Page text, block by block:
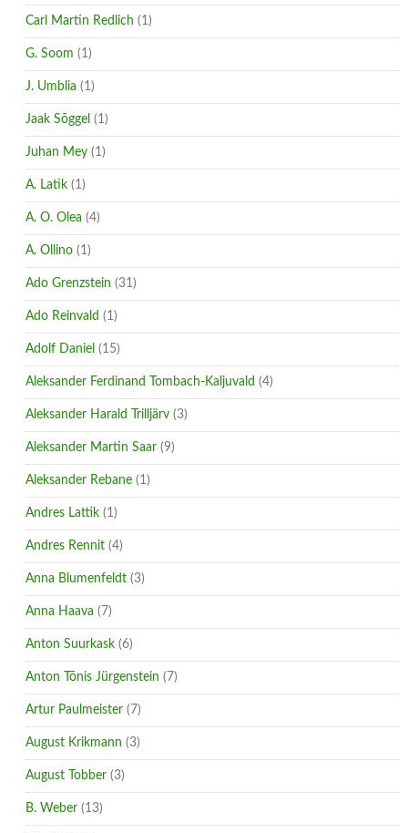
Carl Martin Redlich (1)
G. Soom (1)
J. Umblia (1)
Jaak Sõggel (1)
Juhan Mey (1)
A. Latik (1)
A. O. Olea (4)
A. Ollino (1)
Ado Grenzstein (31)
Ado Reinvald (1)
Adolf Daniel (15)
Aleksander Ferdinand Tombach-Kaljuvald (4)
Aleksander Harald Trilljärv (3)
Aleksander Martin Saar (9)
Aleksander Rebane (1)
Andres Lattik (1)
Andres Rennit (4)
Anna Blumenfeldt (3)
Anna Haava (7)
Anton Suurkask (6)
Anton Tõnis Jürgenstein (7)
Artur Paulmeister (7)
August Krikmann (3)
August Tobber (3)
B. Weber (13)